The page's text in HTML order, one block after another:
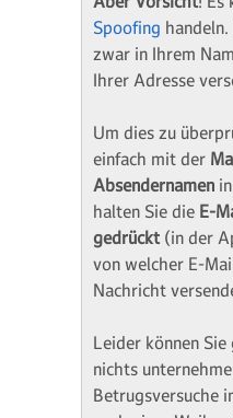
Spoofing
zwar in Ihrem
Ihrer Adresse
Um dies zu
einfach mit der
Absendernamen
halten Sie die E-
gedrückt (in der
von welcher E-
Nachricht
Leider können
nichts
Betrugsversuche